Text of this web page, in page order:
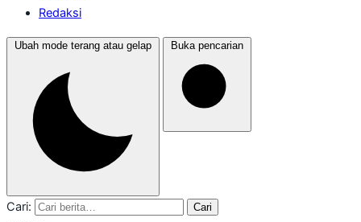
Redaksi
Ubah mode terang atau gelap Buka pencarian
Cari: Cari